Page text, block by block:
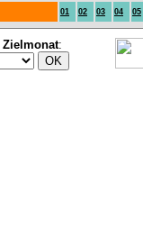
01 02 03 04 05
Zielmonat: